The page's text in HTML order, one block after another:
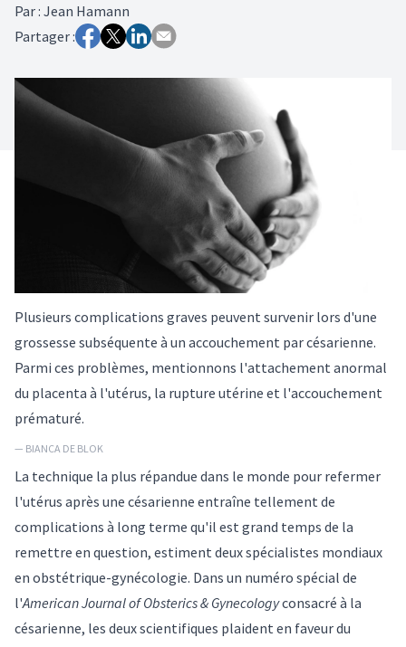
Par: Jean Hamann
Partager :
Plusieurs complications graves peuvent survenir lors d'une
grossesse subséquente à un accouchement par césarienne.
Parmi ces problèmes, mentionnons l'attachement anormal
du placenta à l'utérus, la rupture utérine et l'accouchement
prématuré.
— BIANCA DE BLOK
La technique la plus répandue dans le monde pour refermer
l'utérus après une césarienne entraîne tellement de
complications à long terme qu'il est grand temps de la
remettre en question, estiment deux spécialistes mondiaux
en obstétrique-gynécologie. Dans un numéro spécial de
l'American Journal of Obsterics & Gynecologyconsacré à la
césarienne, les deux scientifiques plaident en faveur du